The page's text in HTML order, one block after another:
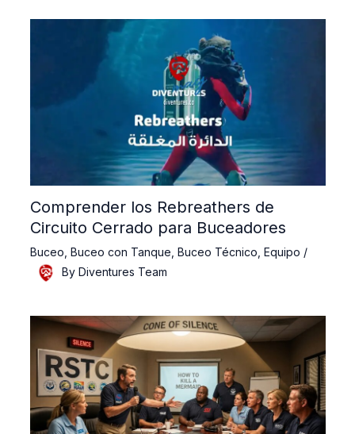
Comprender los Rebreathers de
Circuito Cerrado para Buceadores
Buceo Buceo con Tanque Buceo Técnico Equipo /
By Diventures Team